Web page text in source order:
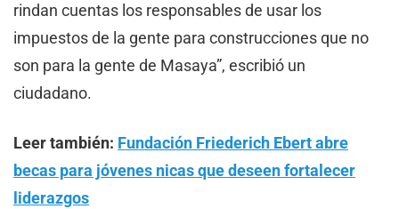
rindan cuentas los responsables de usar los
impuestos de la gente para construcciones que no
son para la gente de Masaya”, escribió un
ciudadano.
Leer también: Fundación Friederich Ebert abre
becas para jóvenes nicas que deseen fortalecer
liderazgos